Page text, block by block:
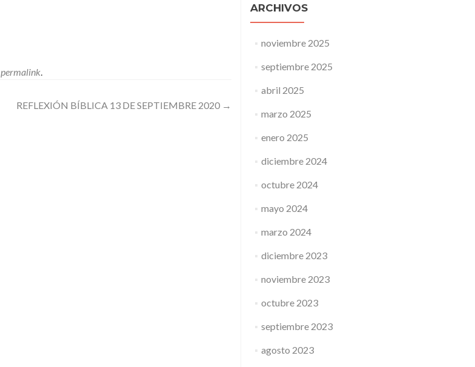
permalink.
REFLEXIÓN BÍBLICA 13 DE SEPTIEMBRE 2020 →
ARCHIVOS
noviembre 2025
septiembre 2025
abril 2025
marzo 2025
enero 2025
diciembre 2024
octubre 2024
mayo 2024
marzo 2024
diciembre 2023
noviembre 2023
octubre 2023
septiembre 2023
agosto 2023